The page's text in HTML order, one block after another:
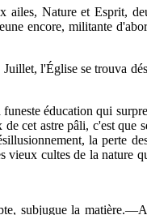
Nature et Esprit,
encore, militante
l'Église se trouva
éducation qui
cet astre pâli, c'est que
la perte
cultes de la nature
subjugue la